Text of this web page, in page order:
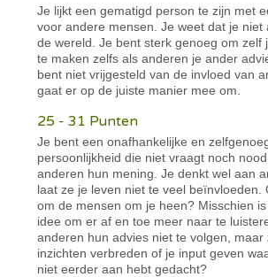
Je lijkt een gematigd person te zijn met
voor andere mensen. Je weet dat je niet
de wereld. Je bent sterk genoeg om zelf
te maken zelfs als anderen je ander
bent niet vrijgesteld van de invloed van
gaat er op de juiste manier mee om.
25 - 31 Punten
Je bent een onafhankelijke en
persoonlijkheid die niet vraagt noch
anderen hun mening. Je denkt wel aan
laat ze je leven niet te veel beïnvloeden.
om de mensen om je heen? Misschien
idee om er af en toe meer naar te
anderen hun advies niet te volgen, maar
inzichten verbreden of je input geven
niet eerder aan hebt gedacht?